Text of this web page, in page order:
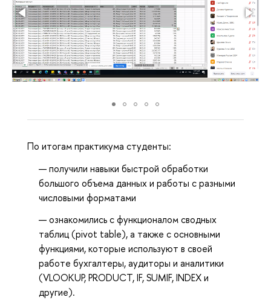
По итогам практикума студенты:
получили навыки быстрой обработки
большого объема данных и работы с разными
числовыми форматами
ознакомились с функционалом сводных
таблиц (pivot table), а также с основными
функциями, которые используют в своей
работе бухгалтеры, аудиторы и аналитики
(VLOOKUP, PRODUCT, IF, SUMIF, INDEX и
другие).